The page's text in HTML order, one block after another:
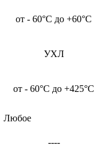
от - 60°С до +60°С
УХЛ
от - 60°С до +425°С
Любое
----